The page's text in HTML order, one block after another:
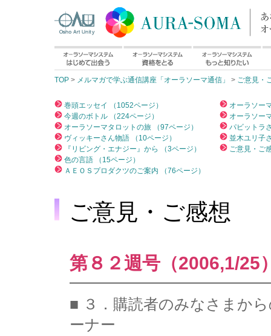
TOP > メルマガで学ぶ通信講座「オーラソーマ通信」 > ご意見・
巻頭エッセイ （1052ページ）
今週のボトル （224ページ）
オーラソーマタロットの旅 （97ページ）
ヴィッキーさん物語 （10ページ）
『リビング・エナジー』から （3ページ）
色の言語 （15ページ）
ＡＥＯＳプロダクツのご案内 （76ページ）
オーラソー
オーラソー
パビットラ
並木ユリ子
ご意見・ご
ご意見・ご感想
第８２週号（2006,1/25
■ ３．購読者のみなさまか
ーナー